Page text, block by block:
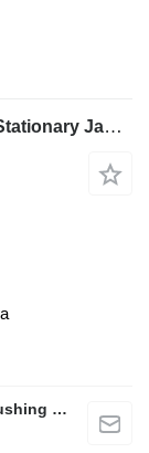
Boratas BCK11 High Capacity 600 tph Stationary Jaw Crusher
Boratas Machinery | Mobile & Stationary Crushing and Screening Plants Manufacturer